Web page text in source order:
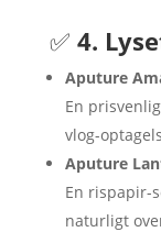
✅ 4.
Aputure
En
vlog-
Aputure
En rispapir-
naturligt